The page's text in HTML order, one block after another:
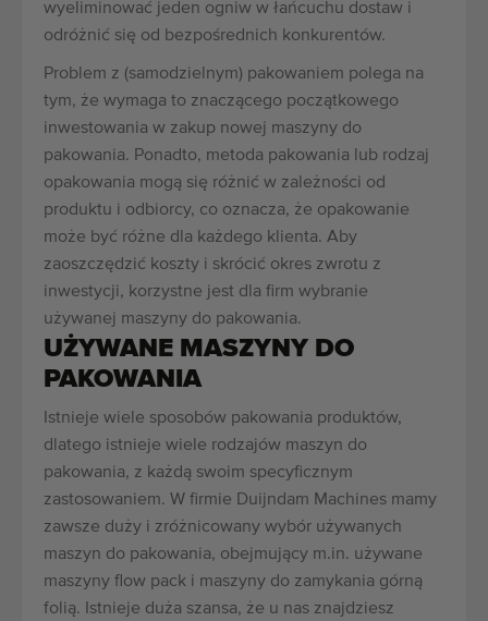
wyeliminować jeden ogniw w łańcuchu dostaw i
odróżnić się od bezpośrednich konkurentów.
Problem z (samodzielnym) pakowaniem polega na
tym, że wymaga to znaczącego początkowego
inwestowania w zakup nowej maszyny do
pakowania. Ponadto, metoda pakowania lub rodzaj
opakowania mogą się różnić w zależności od
produktu i odbiorcy, co oznacza, że opakowanie
może być różne dla każdego klienta. Aby
zaoszczędzić koszty i skrócić okres zwrotu z
inwestycji, korzystne jest dla firm wybranie
używanej maszyny do pakowania.
UŻYWANE MASZYNY DO
PAKOWANIA
Istnieje wiele sposobów pakowania produktów,
dlatego istnieje wiele rodzajów maszyn do
pakowania, z każdą swoim specyficznym
zastosowaniem. W firmie Duijndam Machines mamy
zawsze duży i zróżnicowany wybór używanych
maszyn do pakowania, obejmujący m.in. używane
maszyny flow pack i maszyny do zamykania górną
folią. Istnieje duża szansa, że u nas znajdziesz